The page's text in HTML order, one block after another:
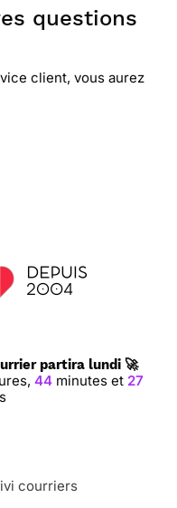
questions
client, vous aurez
partira lundi 🚀
44minutes et 26
courriers